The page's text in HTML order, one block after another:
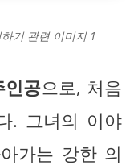
기 관련 이미지 1
인공으로, 처음
. 그녀의 이야
가는 강한 의